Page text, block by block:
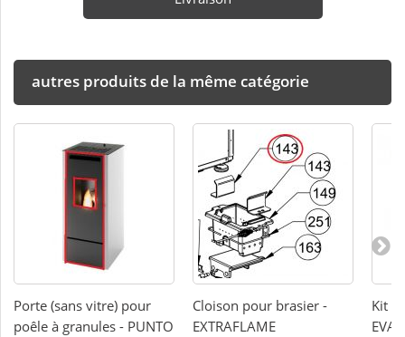
autres produits de la même catégorie
Porte (sans vitre) pour
poêle à granules - PUNTO
Cloison pour brasier -
EXTRAFLAME
Kit